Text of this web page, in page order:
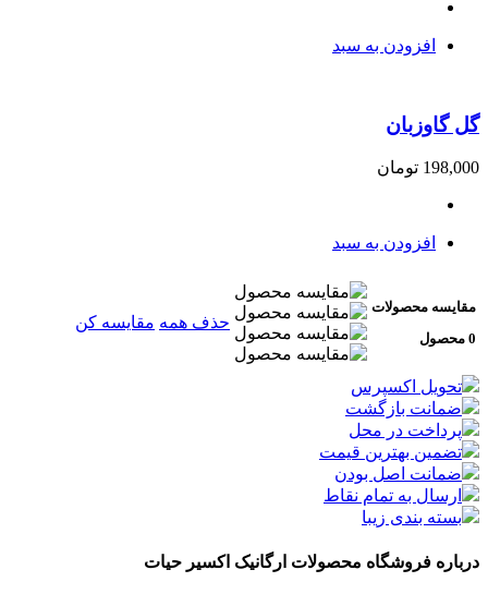
افزودن به سبد
گل گاوزبان
198,000 تومان
افزودن به سبد
مقایسه محصولات
0 محصول
حذف همه مقایسه کن
تحویل اکسپرس
ضمانت بازگشت
پرداخت در محل
تضمین بهترین قیمت
ضمانت اصل بودن
ارسال به تمام نقاط
بسته بندی زیبا
درباره فروشگاه محصولات ارگانیک اکسیر حیات